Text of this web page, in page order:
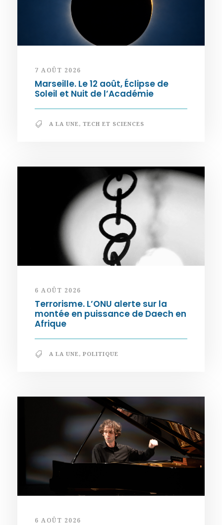
7 AOÛT 2026
Marseille. Le 12 août, Éclipse de
Soleil et Nuit de l’Académie
A LA UNE, TECH ET SCIENCES
6 AOÛT 2026
Terrorisme. L’ONU alerte sur la
montée en puissance de Daech en
Afrique
A LA UNE, POLITIQUE
6 AOÛT 2026